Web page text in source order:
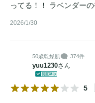
ってる！！ ラベンダー
2026/1/30
50歳乾燥肌 374件
yuu1230さん
5